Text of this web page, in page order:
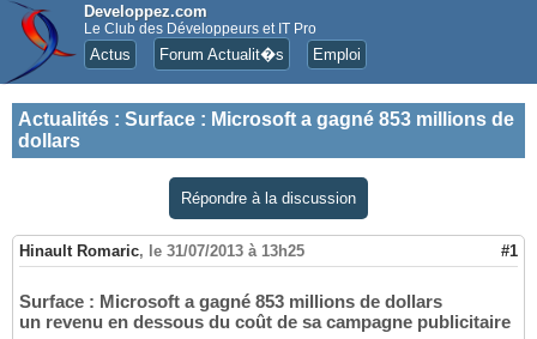
Developpez.com
Le Club des Développeurs et IT Pro
Actus Forum Actualit�s Emploi
Actualités : Surface : Microsoft a gagné 853 millions de
dollars
Répondre à la discussion
Hinault Romaric, le 31/07/2013 à 13h25 #1
Surface : Microsoft a gagné 853 millions de dollars
un revenu en dessous du coût de sa campagne publicitaire